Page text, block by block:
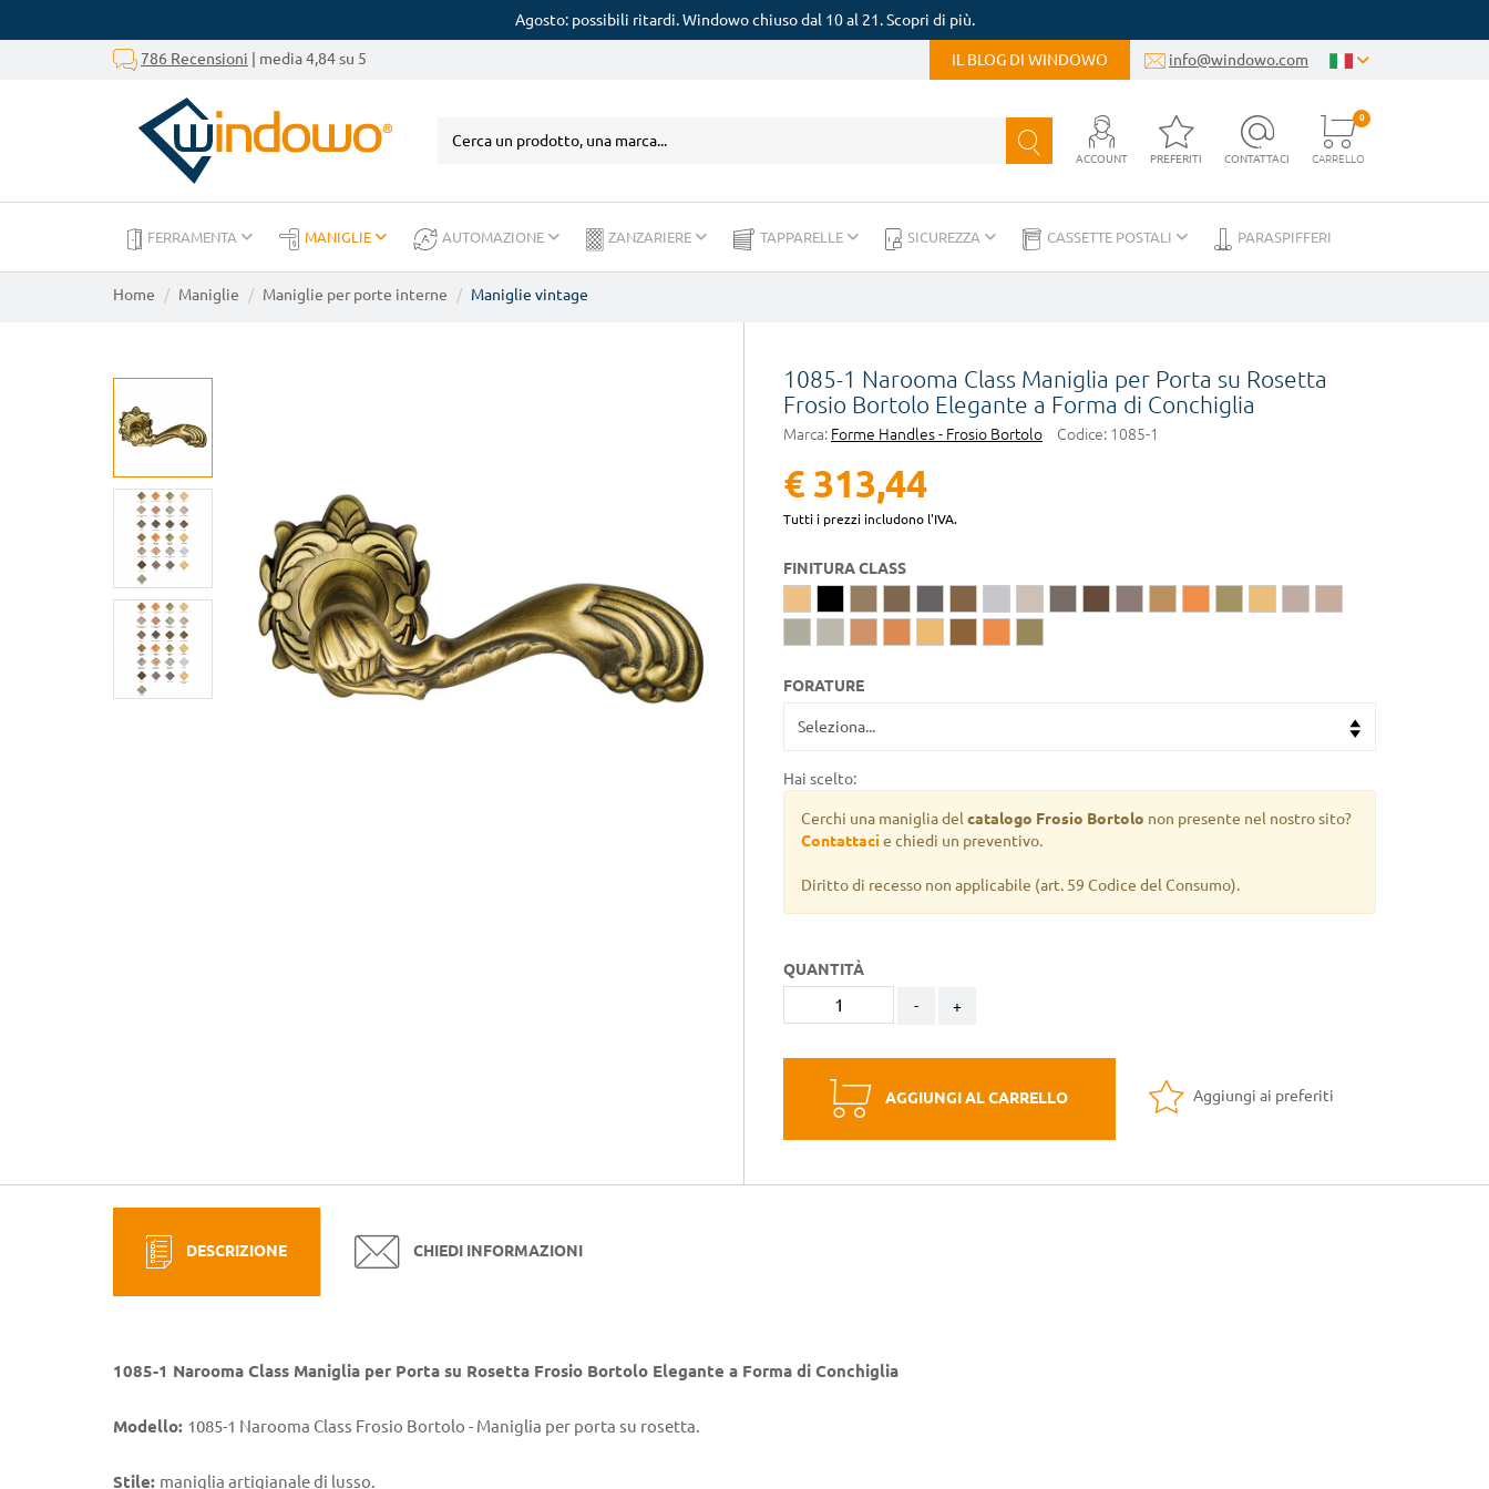
Agosto: possibili ritardi. Windowo chiuso dal 10 al 21. Scopri di più.
786 Recensioni | media 4,84 su 5 IL BLOG DI WINDOWO info@windowo.com
ACCOUNT PREFERITI CONTATTACI CARRELLO
0
FERRAMENTA MANIGLIE AUTOMAZIONE ZANZARIERE TAPPARELLE SICUREZZA CASSETTE POSTALI PARASPIFFERI
Home Maniglie Maniglie per porte interne Maniglie vintage
1085-1 Narooma Class Maniglia per Porta su Rosetta
Frosio Bortolo Elegante a Forma di Conchiglia
Marca: Forme Handles - Frosio Bortolo Codice: 1085-1
€ 313,44
Tutti i prezzi includono l'IVA.
FINITURA CLASS
FORATURE
Hai scelto:
Cerchi una maniglia del catalogo Frosio Bortolo non presente nel nostro sito?
Contattacie chiedi un preventivo.
Diritto di recesso non applicabile (art. 59 Codice del Consumo).
QUANTITÀ
- +
AGGIUNGI AL CARRELLO Aggiungi ai preferiti
DESCRIZIONE CHIEDI INFORMAZIONI
1085-1 Narooma Class Maniglia per Porta su Rosetta Frosio Bortolo Elegante a Forma di Conchiglia
Modello: 1085-1 Narooma Class Frosio Bortolo - Maniglia per porta su rosetta.
Stile: maniglia artigianale di lusso.